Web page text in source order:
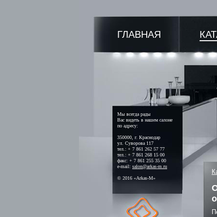
Мы всегда рады
Вас видеть в нашем салоне
по адресу:
350000, г. Краснодар
ул. Суворова 117
тел.: + 7 861 262 57 77
тел.: + 7 861 268 15 00
факс: + 7 861 255 35 00
e-mail: salon@arkas-m.ru
© 2016 «Arkas-M»
ГЛАВНАЯ